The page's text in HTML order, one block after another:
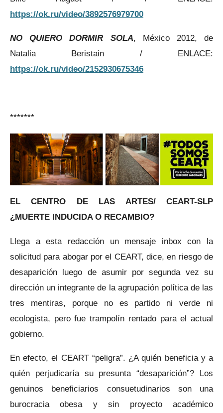
https://ok.ru/video/3892576979700
NO QUIERO DORMIR SOLA, México 2012, de
Natalia Beristain / ENLACE:
https://ok.ru/video/2152930675346
*******
EL CENTRO DE LAS ARTES/ CEART-SLP
¿MUERTE INDUCIDA O RECAMBIO?
Llega a esta redacción un mensaje inbox con la
solicitud para abogar por el CEART, dice, en riesgo de
desaparición luego de asumir por segunda vez su
dirección un integrante de la agrupación política de las
tres mentiras, porque no es partido ni verde ni
ecologista, pero fue trampolín rentado para el actual
gobierno.
En efecto, el CEART “peligra”. ¿A quién beneficia y a
quién perjudicaría su presunta “desaparición”? Los
genuinos beneficiarios consuetudinarios son una
burocracia obesa y sin proyecto académico